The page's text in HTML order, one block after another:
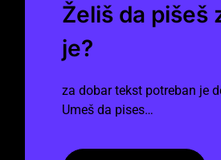
Želiš da pišeš
je?
za dobar tekst potreban je
Umeš da pises…